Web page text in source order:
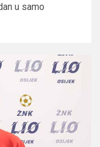
u samo